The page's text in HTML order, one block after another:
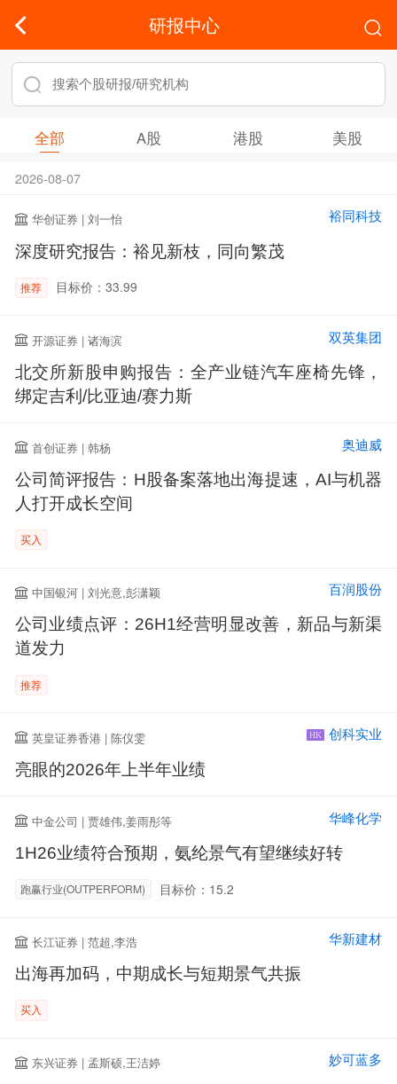
研报中心
全部 A股 港股 美股
2026-08-07
华创证券 | 刘一怡 裕同科技
深度研究报告：裕见新枝，同向繁茂
推荐 目标价：33.99
开源证券 | 诸海滨 双英集团
北交所新股申购报告：全产业链汽车座椅先锋，
绑定吉利/比亚迪/赛力斯
首创证券 | 韩杨 奥迪威
公司简评报告：H股备案落地出海提速，AI与机器
人打开成长空间
买入
中国银河 | 刘光意,彭潇颖 百润股份
公司业绩点评：26H1经营明显改善，新品与新渠
道发力
推荐
英皇证券香港 | 陈仪雯 HK 创科实业
亮眼的2026年上半年业绩
中金公司 | 贾雄伟,姜雨彤等 华峰化学
1H26业绩符合预期，氨纶景气有望继续好转
跑赢行业(OUTPERFORM) 目标价：15.2
长江证券 | 范超,李浩 华新建材
出海再加码，中期成长与短期景气共振
买入
东兴证券 | 孟斯硕,王洁婷 妙可蓝多